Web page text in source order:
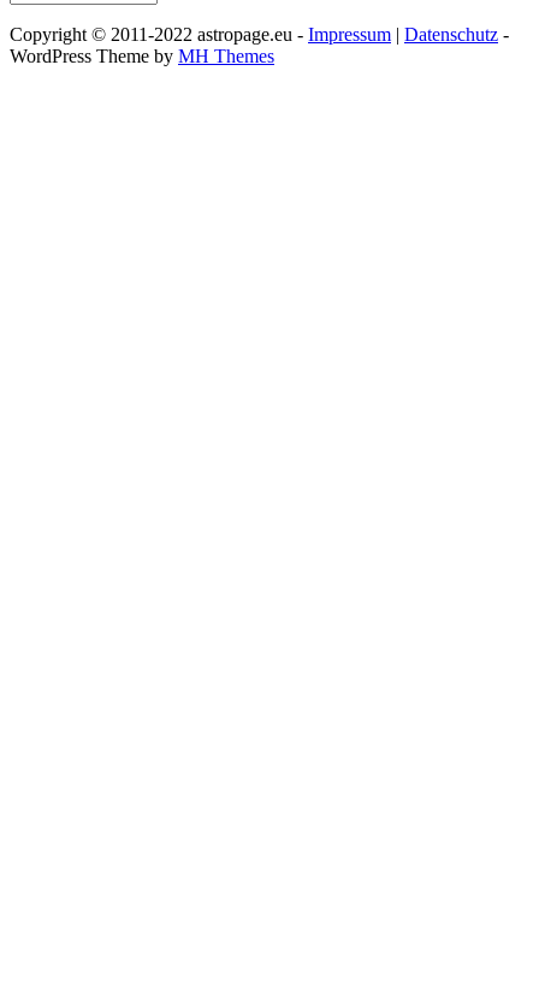
Copyright © 2011-2022 astropage.eu - Impressum | Datenschutz -
WordPress Theme by MH Themes